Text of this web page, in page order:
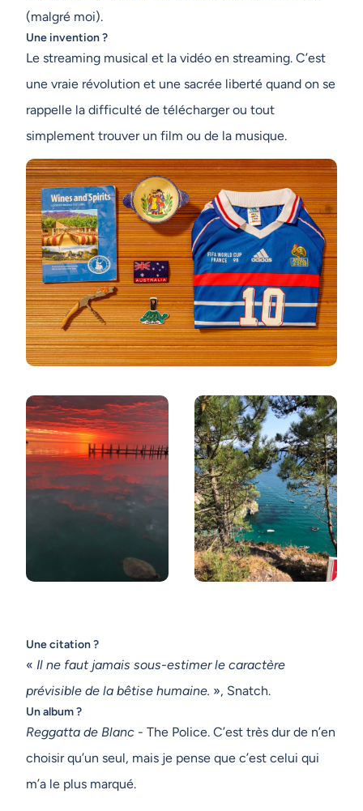
(malgré moi).
Une invention ?
Le streaming musical et la vidéo en streaming. C’est
une vraie révolution et une sacrée liberté quand on se
rappelle la difficulté de télécharger ou tout
simplement trouver un film ou de la musique.
Une citation ?
« Il ne faut jamais sous-estimer le caractère
prévisible de la bêtise humaine. », Snatch.
Un album ?
Reggatta de Blanc - The Police. C’est très dur de n’en
choisir qu’un seul, mais je pense que c’est celui qui
m’a le plus marqué.